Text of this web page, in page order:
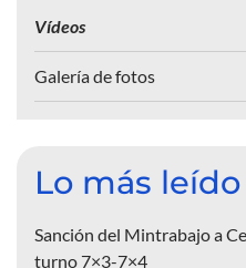
Vídeos
Galería de fotos
Lo más leído
Sanción del Mintrabajo a
turno 7×3-7×4